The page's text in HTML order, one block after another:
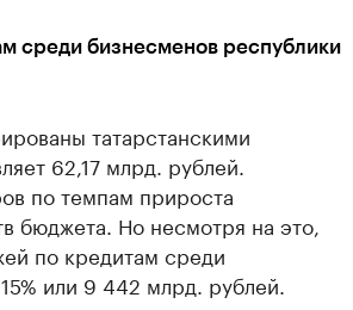
среди бизнесменов республики
татарстанскими
62,17 млрд. рублей.
по темпам прироста
бюджета. Но несмотря на это,
по кредитам среди
или 9 442 млрд. рублей.